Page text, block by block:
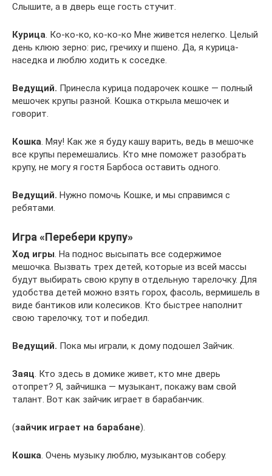
Слышите, а в дверь еще гость стучит.
Курица. Ко-ко-ко, ко-ко-ко Мне живется нелегко. Целый
день клюю зерно: рис, гречиху и пшено. Да, я курица-
наседка и люблю ходить к соседке.
Ведущий. Принесла курица подарочек кошке — полный
мешочек крупы разной. Кошка открыла мешочек и
говорит.
Кошка. Мяу! Как же я буду кашу варить, ведь в мешочке
все крупы перемешались. Кто мне поможет разобрать
крупу, не могу я гостя Барбоса оставить одного.
Ведущий. Нужно помочь Кошке, и мы справимся с
ребятами.
Игра «Перебери крупу»
Ход игры. На поднос высыпать все содержимое
мешочка. Вызвать трех детей, которые из всей массы
будут выбирать свою крупу в отдельную тарелочку. Для
удобства детей можно взять горох, фасоль, вермишель в
виде бантиков или колесиков. Кто быстрее наполнит
свою тарелочку, тот и победил.
Ведущий. Пока мы играли, к дому подошел Зайчик.
Заяц. Кто здесь в домике живет, кто мне дверь
отопрет? Я, зайчишка — музыкант, покажу вам свой
талант. Вот как зайчик играет в барабанчик.
(зайчик играет на барабане).
Кошка. Очень музыку люблю, музыкантов соберу.